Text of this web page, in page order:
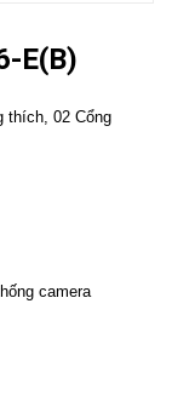
E(B)
thích, 02 Cổng
camera